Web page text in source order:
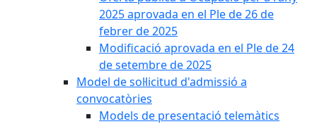
2025 aprovada en el Ple de 26 de
febrer de 2025
Modificació aprovada en el Ple de 24
de setembre de 2025
Model de sol·licitud d'admissió a
convocatòries
Models de presentació telemàtics